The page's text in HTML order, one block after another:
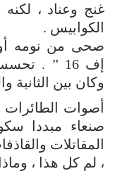
غنج وعناد ،
الكوابيس .
صحى من نومه
إف 16 ” .
وكان بين الثانية
أصوات
صنعاء مبددا
المقاتلات
، لم كل هذا ،